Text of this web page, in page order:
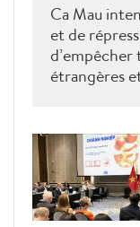
Ca Mau
et de
étrangères